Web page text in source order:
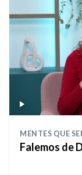
MENTES QUE
Falemos de